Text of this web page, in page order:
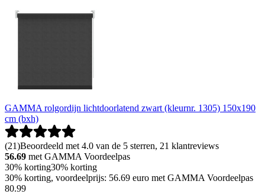
GAMMA rolgordijn lichtdoorlatend zwart (kleurnr. 1305) 150x190
cm (bxh)
(21)Beoordeeld met 4.0 van de 5 sterren, 21 klantreviews
56.69 met GAMMA Voordeelpas
30% korting30% korting
30% korting, voordeelprijs: 56.69 euro met GAMMA Voordeelpas
80.99